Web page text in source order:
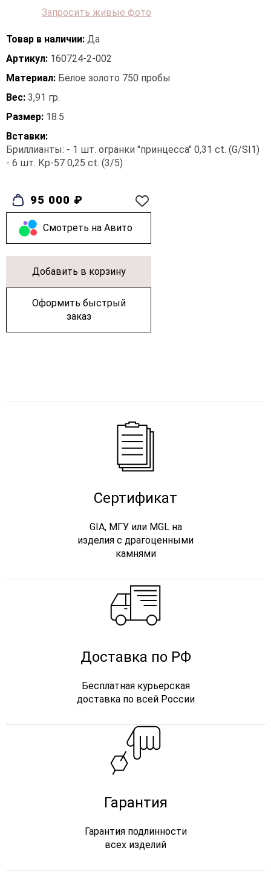
Запросить живые фото
Товар в наличии: Да
Артикул: 160724-2-002
Материал: Белое золото 750 пробы
Вес: 3,91 гр.
Размер: 18.5
Вставки:
Бриллианты: - 1 шт. огранки "принцесса" 0,31 ct. (G/SI1)
- 6 шт. Кр-57 0,25 ct. (3/5)
95 000 ₽
Cмотреть на Авито
Добавить в корзину
Оформить быстрый
заказ
Сертификат
GIA, МГУ или MGL на
изделия с драгоценными
камнями
Доставка по РФ
Бесплатная курьерская
доставка по всей России
Гарантия
Гарантия подлинности
всех изделий